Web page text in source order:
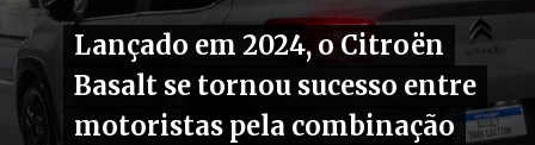
Lançado em 2024, o Citroën
Basalt se tornou sucesso entre
motoristas pela combinação
Lançado em 2024, o Citroën
Basalt se tornou sucesso entre
motoristas pela combinação